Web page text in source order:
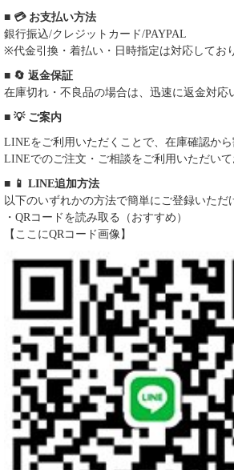
■ 💳 お支払い方法
銀行振込/クレジットカード/PAYPAL
※代金引換・着払い・日時指定は対応してお
■ 🔄 返金保証
在庫切れ・不良品の場合は、迅速に返金対応
■ 💡 ご案内
LINEをご利用いただくことで、在庫確認か
LINEでのご注文・ご相談をご利用いただいて
■ 📱 LINE追加方法
以下のいずれかの方法で簡単にご登録いただ
・QRコードを読み取る（おすすめ）
【ここにQRコード画像】